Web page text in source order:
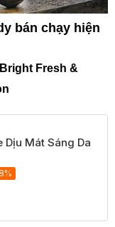
bán chạy hiện
Fresh &
Dịu Mát Sáng Da